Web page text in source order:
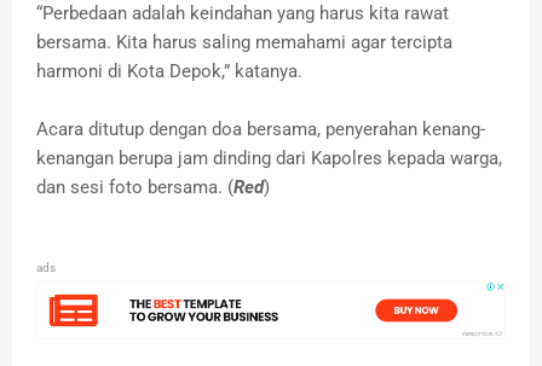
“Perbedaan adalah keindahan yang harus kita rawat
bersama. Kita harus saling memahami agar tercipta
harmoni di Kota Depok,” katanya.
Acara ditutup dengan doa bersama, penyerahan kenang-
kenangan berupa jam dinding dari Kapolres kepada warga,
dan sesi foto bersama. (Red)
ads